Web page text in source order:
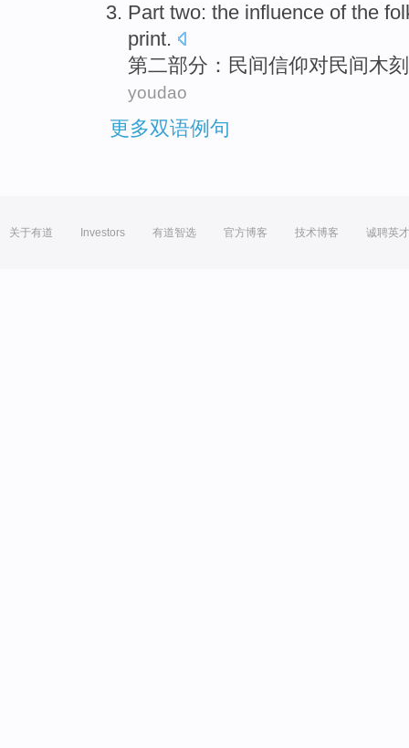
Part two: the influence ofthe
print.
第二部分： 民间信仰对民间木刻
youdao
更多双语例句
关于有道 Investors 有道智选 官方博客 技术博客 诚聘英才